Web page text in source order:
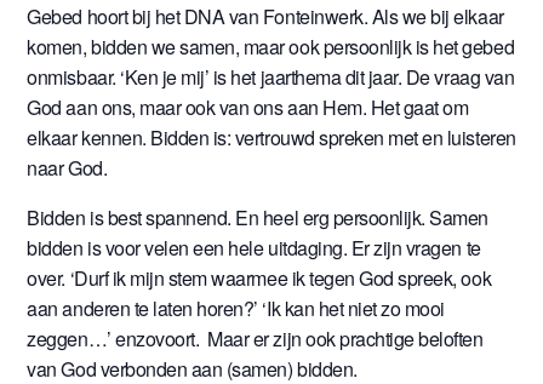
Gebed hoort bij het DNA van Fonteinwerk. Als we bij elkaar
komen, bidden we samen, maar ook persoonlijk is het gebed
onmisbaar. ‘Ken je mij’ is het jaarthema dit jaar. De vraag van
God aan ons, maar ook van ons aan Hem. Het gaat om
elkaar kennen. Bidden is: vertrouwd spreken met en luisteren
naar God.
Bidden is best spannend. En heel erg persoonlijk. Samen
bidden is voor velen een hele uitdaging. Er zijn vragen te
over. ‘Durf ik mijn stem waarmee ik tegen God spreek, ook
aan anderen te laten horen?’ ‘Ik kan het niet zo mooi
zeggen…’ enzovoort. Maar er zijn ook prachtige beloften
van God verbonden aan (samen) bidden.